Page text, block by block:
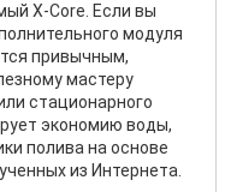
X-Core. Если вы
модуля
привычным,
мастеру
стационарного
экономию воды,
полива на основе
из Интернета.